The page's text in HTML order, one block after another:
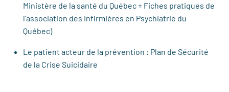
Ministère de la santé du Québec + Fiches pratiques de
l’association des Infirmières en Psychiatrie du
Québec)
Le patient acteur de la prévention : Plan de Sécurité
de la Crise Suicidaire